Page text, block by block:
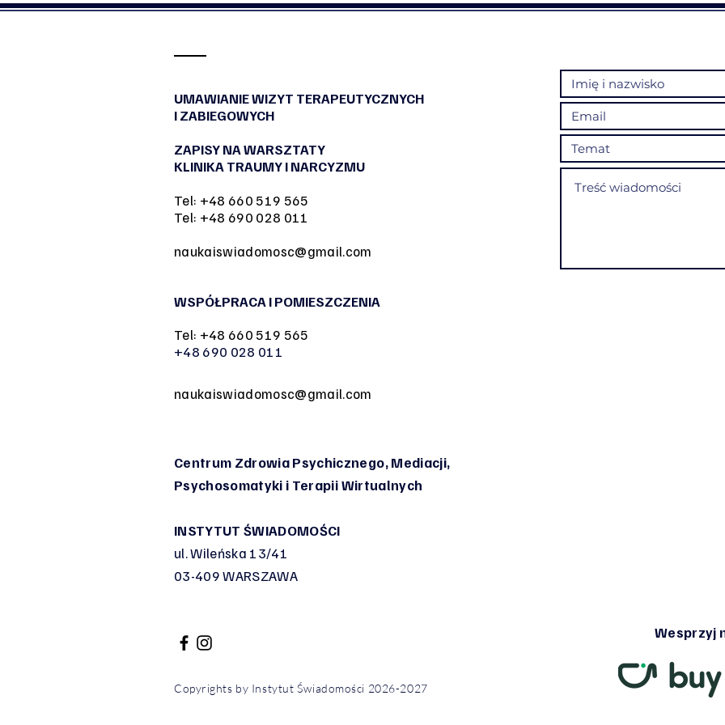
UMAWIANIE WIZYT TERAPEUTYCZNYCH
I ZABIEGOWYCH
ZAPISY NA WARSZTATY
KLINIKA TRAUMY I NARCYZMU
Tel: +48 660 519 565
Tel: +48 690 028 011
naukaiswiadomosc@gmail.com
WSPÓŁPRACA I POMIESZCZENIA
Tel: +48 660 519 565
+48 690 028 011
naukaiswiadomosc@gmail.com
Centrum Zdrowia Psychicznego, Mediacji,
Psychosomatyki i Terapii Wirtualnych
INSTYTUT ŚWIADOMOŚCI
ul. Wileńska 13/41
03-409 WARSZAWA
Wesprzyj
Copyrights by Instytut Świadomości 2026-2027